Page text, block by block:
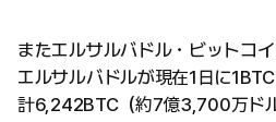
またエルサルバドル・ビットコイ
エルサルバドルが現在1日に
計6,242BTC（約7億3,700万ドル